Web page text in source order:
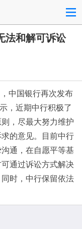
法和解可诉讼
中国银行再次发布
，近期中行积极了
，尽最大努力维护
的意见。目前中行
通，在自愿平等基
通过诉讼方式解决
时，中行保留依法